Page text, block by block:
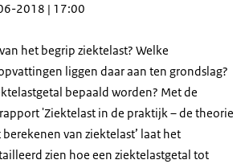
2018 | 17:00
het begrip ziektelast? Welke
liggen daar aan ten grondslag?
bepaald worden? Met de
'Ziektelast in de praktijk – de theorie
van ziektelast’ laat het
zien hoe een ziektelastgetal tot